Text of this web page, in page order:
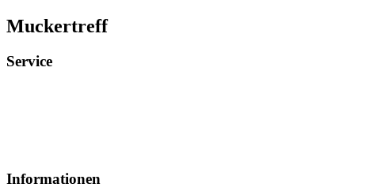
Muckertreff
Service
Informationen